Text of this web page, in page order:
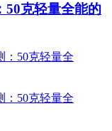
50克轻量全能的